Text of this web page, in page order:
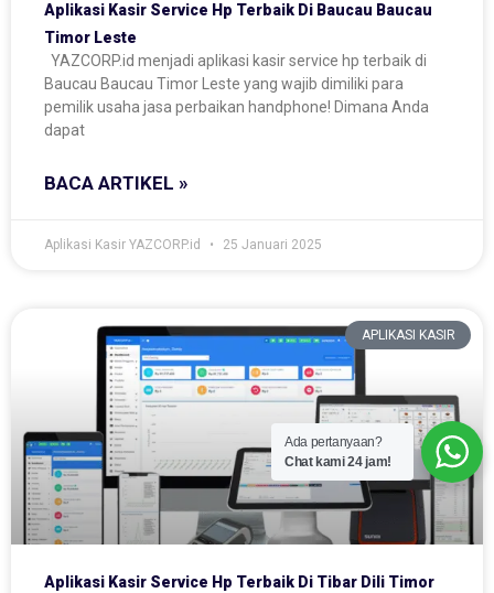
Aplikasi Kasir Service Hp Terbaik Di Baucau Baucau
Timor Leste
YAZCORP.id menjadi aplikasi kasir service hp terbaik di
Baucau Baucau Timor Leste yang wajib dimiliki para
pemilik usaha jasa perbaikan handphone! Dimana Anda
dapat
BACA ARTIKEL »
Aplikasi Kasir YAZCORP.id 25 Januari 2025
APLIKASI KASIR
Aplikasi Kasir Service Hp Terbaik Di Tibar Dili Timor
Ada pertanyaan?
Chat kami 24 jam!